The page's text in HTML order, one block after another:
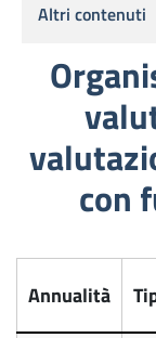
con
Annualità
Altri contenuti